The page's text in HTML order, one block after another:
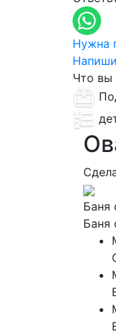
Нужна
Что вы
Баня
Баня